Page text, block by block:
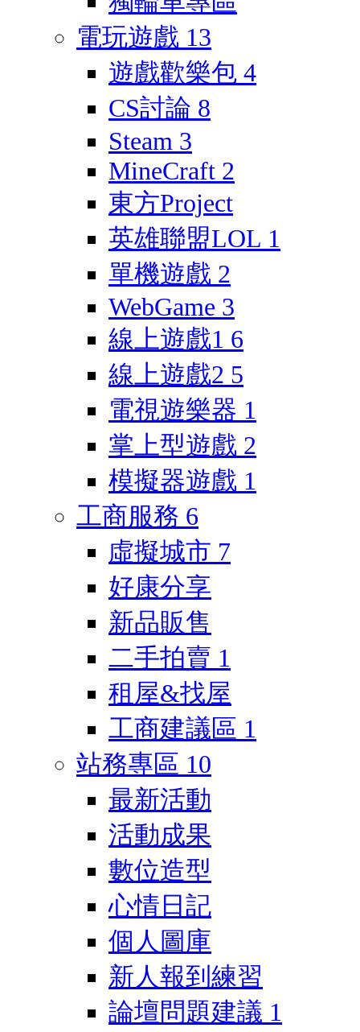
電玩遊戲 13
遊戲歡樂包 4
CS討論 8
Steam 3
MineCraft 2
東方Project
英雄聯盟LOL 1
單機遊戲 2
WebGame 3
線上遊戲1 6
線上遊戲2 5
電視遊樂器 1
掌上型遊戲 2
模擬器遊戲 1
工商服務 6
虛擬城市 7
好康分享
新品販售
二手拍賣 1
租屋&找屋
工商建議區 1
站務專區 10
最新活動
活動成果
數位造型
心情日記
個人圖庫
新人報到練習
論壇問題建議 1